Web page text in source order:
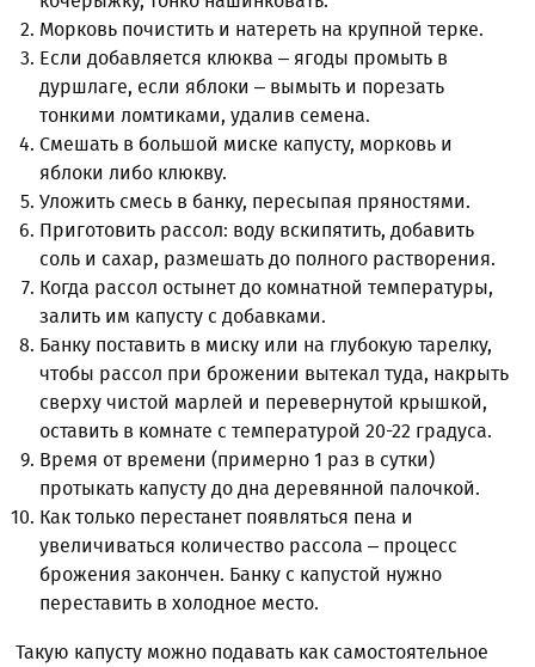
Морковь почистить и натереть на крупной терке.
Если добавляется клюква – ягоды промыть в
дуршлаге, если яблоки – вымыть и порезать
тонкими ломтиками, удалив семена.
Смешать в большой миске капусту, морковь и
яблоки либо клюкву.
Уложить смесь в банку, пересыпая пряностями.
Приготовить рассол: воду вскипятить, добавить
соль и сахар, размешать до полного растворения.
Когда рассол остынет до комнатной температуры,
залить им капусту с добавками.
Банку поставить в миску или на глубокую тарелку,
чтобы рассол при брожении вытекал туда, накрыть
сверху чистой марлей и перевернутой крышкой,
оставить в комнате с температурой 20-22 градуса.
Время от времени (примерно 1 раз в сутки)
протыкать капусту до дна деревянной палочкой.
Как только перестанет появляться пена и
увеличиваться количество рассола – процесс
брожения закончен. Банку с капустой нужно
переставить в холодное место.
Такую капусту можно подавать как самостоятельное